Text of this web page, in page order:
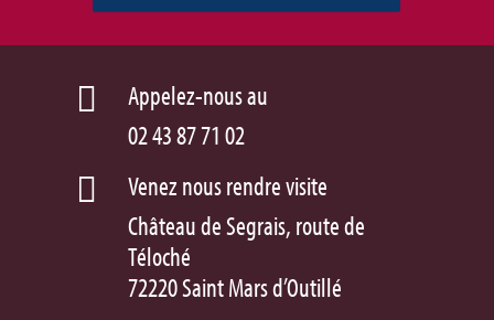

Appelez-nous au
02 43 87 71 02

Venez nous rendre visite
Château de Segrais, route de
Téloché
72220 Saint Mars d’Outillé